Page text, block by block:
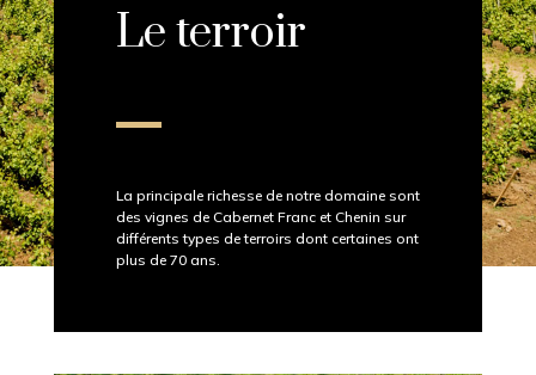
Le terroir
La principale richesse de notre domaine sont
des vignes de Cabernet Franc et Chenin sur
différents types de terroirs dont certaines ont
plus de 70 ans.